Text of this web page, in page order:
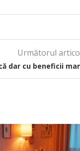
Următorul
dar cu beneficii